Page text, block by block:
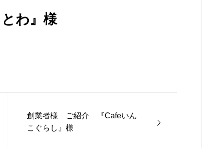
わ』様
創業者様 ご紹介 『Cafeいん
こぐらし』様